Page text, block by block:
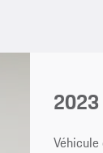
2023